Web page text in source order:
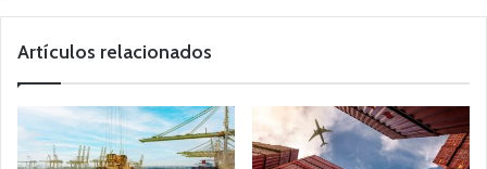
Artículos relacionados